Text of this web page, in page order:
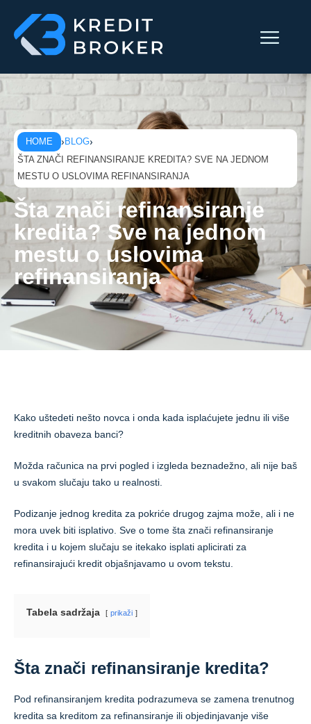
content
HOME BLOG
ŠTA ZNAČI REFINANSIRANJE KREDITA? SVE NA JEDNOM
MESTU O USLOVIMA REFINANSIRANJA
Šta znači refinansiranje
kredita? Sve na jednom
mestu o uslovima
refinansiranja
Kako uštedeti nešto novca i onda kada isplaćujete jednu ili više
kreditnih obaveza banci?
Možda računica na prvi pogled i izgleda beznadežno, ali nije baš
u svakom slučaju tako u realnosti.
Podizanje jednog kredita za pokriće drugog zajma može, ali i ne
mora uvek biti isplativo. Sve o tome šta znači refinansiranje
kredita i u kojem slučaju se itekako isplati aplicirati za
refinansirajući kredit objašnjavamo u ovom tekstu.
Tabela sadržaja prikaži
Šta znači refinansiranje kredita?
Pod refinansiranjem kredita podrazumeva se zamena trenutnog
kredita sa kreditom za refinansiranje ili objedinjavanje više